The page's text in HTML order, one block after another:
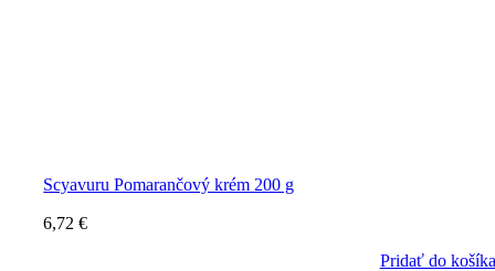
Scyavuru Pomarančový krém 200 g
6,72€
Pridať do košíka